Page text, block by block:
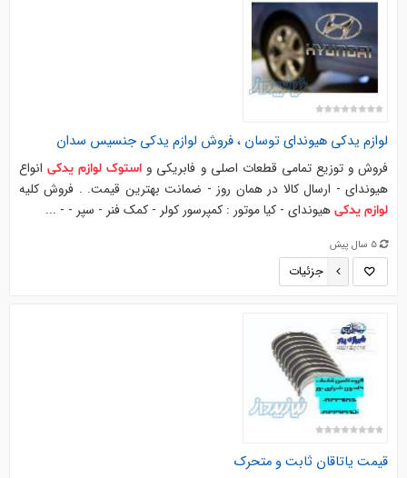
لوازم یدکی هیوندای توسان ، فروش لوازم یدکی جنسیس سدان
فروش و توزیع تمامی قطعات اصلی و فابریکی و استوک لوازم یدکی انواع
هیوندای - ارسال کالا در همان روز - ضمانت بهترین قیمت. . فروش کلیه
لوازم یدکیهیوندای - کیا موتور : کمپرسور کولر - کمک فنر - سپر - - ...
5 سال پیش
جزئیات
قیمت یاتاقان ثابت و متحرک